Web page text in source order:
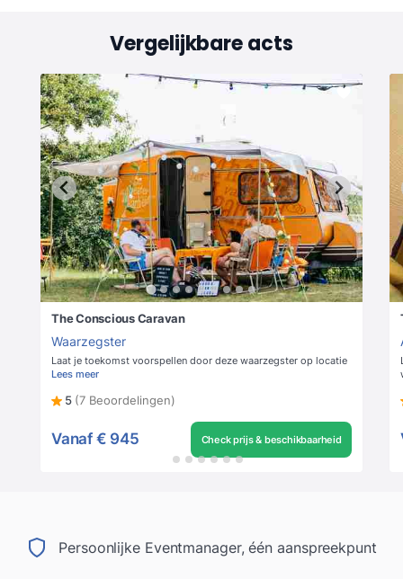
Vergelijkbare acts
The Conscious Caravan
Waarzegster
Laat je toekomst voorspellen door deze waarzegster op locatie
Lees meer
5 (7 Beoordelingen)
Vanaf € 945 Check prijs & beschikbaarheid
Persoonlijke Eventmanager, één aanspreekpunt